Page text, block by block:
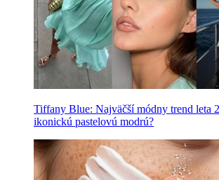
Tiffany Blue: Najväčší módny trend leta
ikonickú pastelovú modrú?